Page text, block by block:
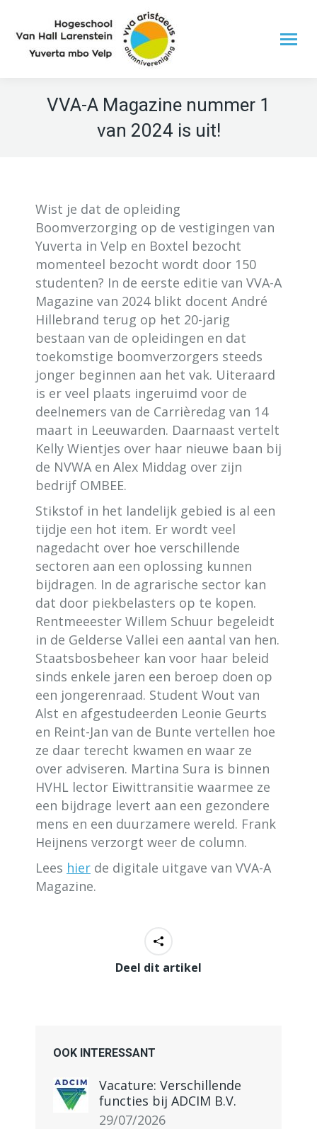
VVA-A Magazine nummer 1
van 2024 is uit!
Wist je dat de opleiding
Boomverzorging op de vestigingen van
Yuverta in Velp en Boxtel bezocht
momenteel bezocht wordt door 150
studenten? In de eerste editie van VVA-A
Magazine van 2024 blikt docent André
Hillebrand terug op het 20-jarig
bestaan van de opleidingen en dat
toekomstige boomverzorgers steeds
jonger beginnen aan het vak. Uiteraard
is er veel plaats ingeruimd voor de
deelnemers van de Carrièredag van 14
maart in Leeuwarden. Daarnaast vertelt
Kelly Wientjes over haar nieuwe baan bij
de NVWA en Alex Middag over zijn
bedrijf OMBEE.
Stikstof in het landelijk gebied is al een
tijdje een hot item. Er wordt veel
nagedacht over hoe verschillende
sectoren aan een oplossing kunnen
bijdragen. In de agrarische sector kan
dat door piekbelasters op te kopen.
Rentmeeester Willem Schuur begeleidt
in de Gelderse Vallei een aantal van hen.
Staatsbosbeheer kan voor haar beleid
sinds enkele jaren een beroep doen op
een jongerenraad. Student Wout van
Alst en afgestudeerden Leonie Geurts
en Reint-Jan van de Bunte vertellen hoe
ze daar terecht kwamen en waar ze
over adviseren. Martina Sura is binnen
HVHL lector Eiwittransitie waarmee ze
een bijdrage levert aan een gezondere
mens en een duurzamere wereld. Frank
Heijnens verzorgt weer de column.
Lees hier de digitale uitgave van VVA-A
Magazine.
Deel dit artikel
OOK INTERESSANT
Vacature: Verschillende
functies bij ADCIM B.V.
29/07/2026